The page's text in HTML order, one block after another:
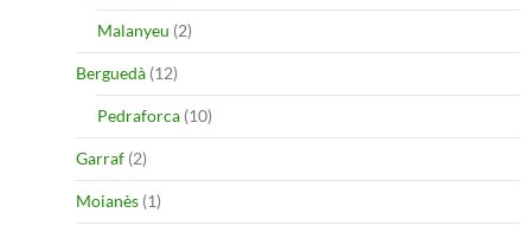
Malanyeu (2)
Berguedà (12)
Pedraforca (10)
Garraf (2)
Moianès (1)